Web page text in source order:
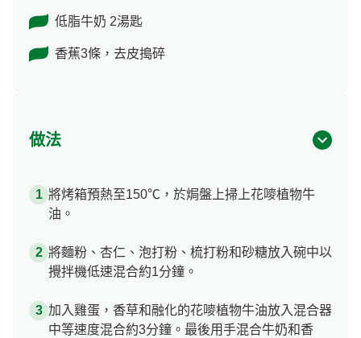
低脂牛奶 2湯匙
香蕉3條，去皮搗碎
做法
將烤箱預熱至150℃，於焗盤上掃上花嘜植物牛
油。
將麵粉、杏仁、泡打粉、梳打粉和砂糖放入碗中以
攪拌機低速混合約1分鐘。
加入雞蛋，香草和融化的花嘜植物牛油放入混合器
中等速度混合約3分鐘。最後用手混合牛奶和香